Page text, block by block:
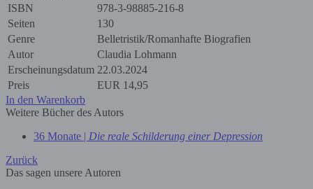
ISBN
978-3-98885-216-8
Seiten
130
Genre
Belletristik/Romanhafte Biografien
Autor
Claudia Lohmann
Erscheinungsdatum 22.03.2024
Preis
EUR 14,95
In den Warenkorb
Weitere Bücher des Autors
36 Monate | Die reale Schilderung einer Depression
Zurück
Das sagen unsere Autoren